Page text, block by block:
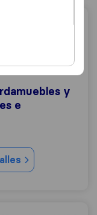
y Trasteros.
y
e